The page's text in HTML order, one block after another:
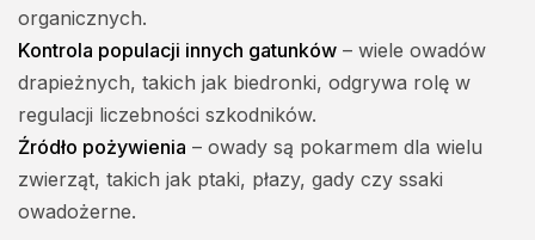
organicznych.
Kontrola populacji innych gatunków – wiele owadów
drapieżnych, takich jak biedronki, odgrywa rolę w
regulacji liczebności szkodników.
Źródło pożywienia – owady są pokarmem dla wielu
zwierząt, takich jak ptaki, płazy, gady czy ssaki
owadożerne.